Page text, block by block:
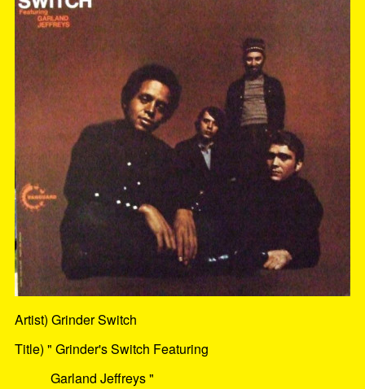
Artist) Grinder Switch
Title) " Grinder's Switch Featuring
Garland Jeffreys "